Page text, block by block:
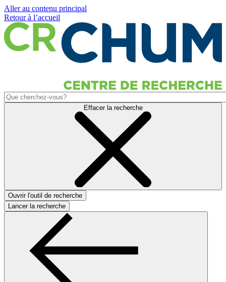
Aller au contenu principal
Retour à l’accueil
Effacer la recherche
Ouvrir l'outil de recherche
Lancer la recherche